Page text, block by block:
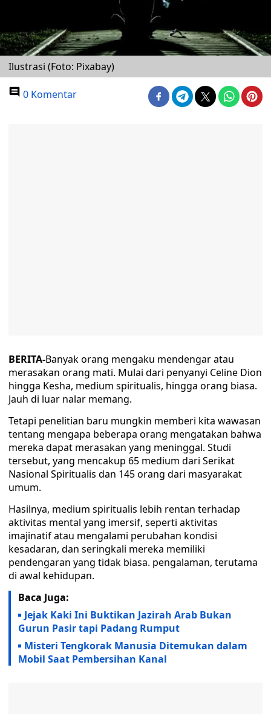
Ilustrasi (Foto: Pixabay)
0 Komentar
BERITA-Banyak orang mengaku mendengar atau
merasakan orang mati. Mulai dari penyanyi Celine Dion
hingga Kesha, medium spiritualis, hingga orang biasa.
Jauh di luar nalar memang.
Tetapi penelitian baru mungkin memberi kita wawasan
tentang mengapa beberapa orang mengatakan bahwa
mereka dapat merasakan yang meninggal. Studi
tersebut, yang mencakup 65 medium dari Serikat
Nasional Spiritualis dan 145 orang dari masyarakat
umum.
Hasilnya, medium spiritualis lebih rentan terhadap
aktivitas mental yang imersif, seperti aktivitas
imajinatif atau mengalami perubahan kondisi
kesadaran, dan seringkali mereka memiliki
pendengaran yang tidak biasa. pengalaman, terutama
di awal kehidupan.
Baca Juga:
Jejak Kaki Ini Buktikan Jazirah Arab Bukan
Gurun Pasir tapi Padang Rumput
Misteri Tengkorak Manusia Ditemukan dalam
Mobil Saat Pembersihan Kanal